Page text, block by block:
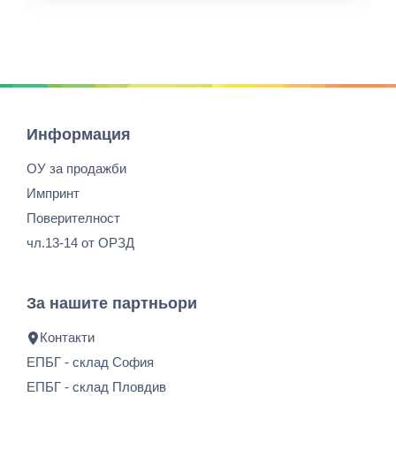
Информация
ОУ за продажби
Импринт
Поверителност
чл.13-14 от ОРЗД
За нашите партньори
Контакти
ЕПБГ - склад София
ЕПБГ - склад Пловдив